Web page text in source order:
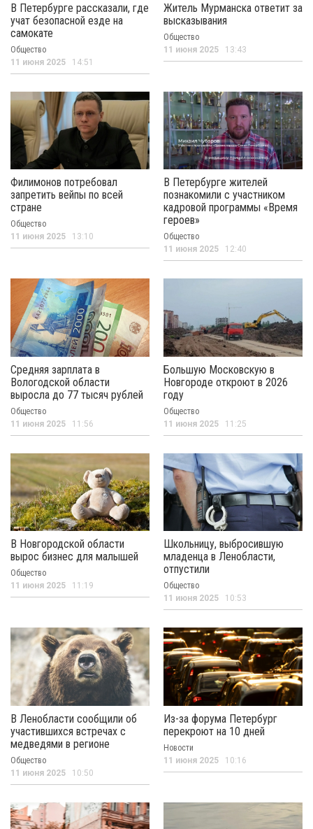
В Петербурге рассказали, где
учат безопасной езде на
самокате
Общество
11 июня 2025 14:51
Житель Мурманска ответит за
высказывания
Общество
11 июня 2025 13:43
Филимонов потребовал
запретить вейпы по всей
стране
Общество
11 июня 2025 13:10
В Петербурге жителей
познакомили с участником
кадровой программы «Время
героев»
Общество
11 июня 2025 12:40
Средняя зарплата в
Вологодской области
выросла до 77 тысяч рублей
Общество
11 июня 2025 11:56
Большую Московскую в
Новгороде откроют в 2026
году
Общество
11 июня 2025 11:25
В Новгородской области
вырос бизнес для малышей
Общество
11 июня 2025 11:19
Школьницу, выбросившую
младенца в Ленобласти,
отпустили
Общество
11 июня 2025 10:53
В Ленобласти сообщили об
участившихся встречах с
медведями в регионе
Общество
11 июня 2025 10:50
Из-за форума Петербург
перекроют на 10 дней
Новости
11 июня 2025 10:16